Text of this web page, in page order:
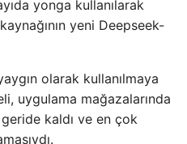
yonga kullanılarak
yeni Deepseek-
olarak kullanılmaya
uygulama mağazalarında
kaldı ve en çok